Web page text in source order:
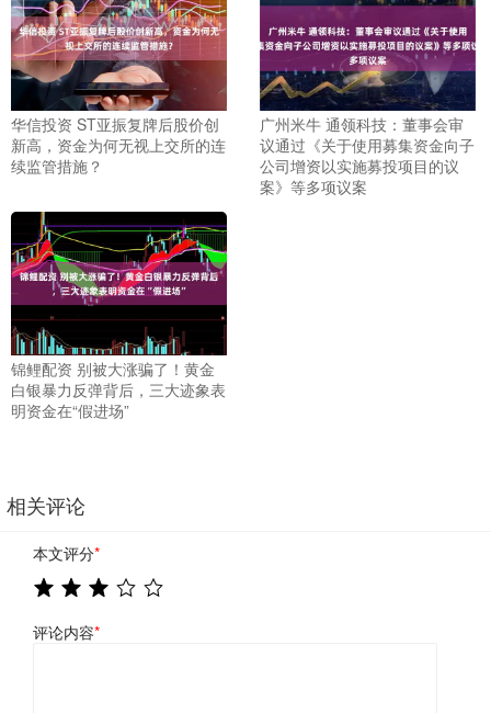
华信投资 ST亚振复牌后股价创
新高，资金为何无视上交所的连
续监管措施？
广州米牛 通领科技：董事会审
议通过《关于使用募集资金向子
公司增资以实施募投项目的议
案》等多项议案
锦鲤配资 别被大涨骗了！黄金
白银暴力反弹背后，三大迹象表
明资金在“假进场”
相关评论
本文评分*
评论内容*